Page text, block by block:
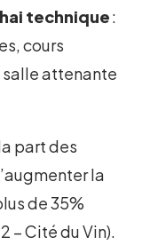
technique:
cours
salle attenante
part des
la
de 35%
– Cité du Vin).